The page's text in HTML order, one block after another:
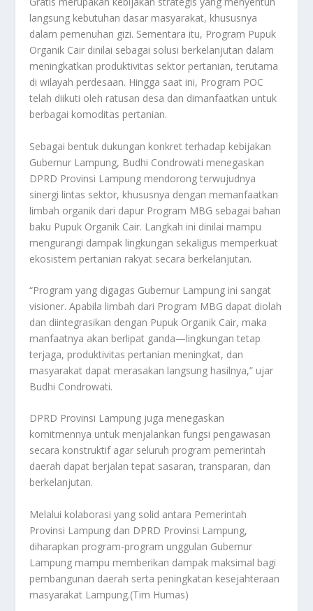
langsung kebutuhan dasar masyarakat, khususnya
dalam pemenuhan gizi. Sementara itu, Program Pupuk
Organik Cair dinilai sebagai solusi berkelanjutan dalam
meningkatkan produktivitas sektor pertanian, terutama
di wilayah perdesaan. Hingga saat ini, Program POC
telah diikuti oleh ratusan desa dan dimanfaatkan untuk
berbagai komoditas pertanian.
Sebagai bentuk dukungan konkret terhadap kebijakan
Gubernur Lampung, Budhi Condrowati menegaskan
DPRD Provinsi Lampung mendorong terwujudnya
sinergi lintas sektor, khususnya dengan memanfaatkan
limbah organik dari dapur Program MBG sebagai bahan
baku Pupuk Organik Cair. Langkah ini dinilai mampu
mengurangi dampak lingkungan sekaligus memperkuat
ekosistem pertanian rakyat secara berkelanjutan.
“Program yang digagas Gubernur Lampung ini sangat
visioner. Apabila limbah dari Program MBG dapat diolah
dan diintegrasikan dengan Pupuk Organik Cair, maka
manfaatnya akan berlipat ganda—lingkungan tetap
terjaga, produktivitas pertanian meningkat, dan
masyarakat dapat merasakan langsung hasilnya,” ujar
Budhi Condrowati.
DPRD Provinsi Lampung juga menegaskan
komitmennya untuk menjalankan fungsi pengawasan
secara konstruktif agar seluruh program pemerintah
daerah dapat berjalan tepat sasaran, transparan, dan
berkelanjutan.
Melalui kolaborasi yang solid antara Pemerintah
Provinsi Lampung dan DPRD Provinsi Lampung,
diharapkan program-program unggulan Gubernur
Lampung mampu memberikan dampak maksimal bagi
pembangunan daerah serta peningkatan kesejahteraan
masyarakat Lampung.(Tim Humas)